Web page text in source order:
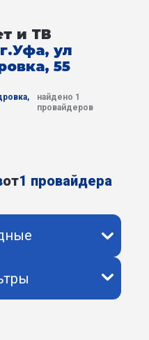
и ТВ
ул
55
найдено 1
провайдеров
от1 провайдера